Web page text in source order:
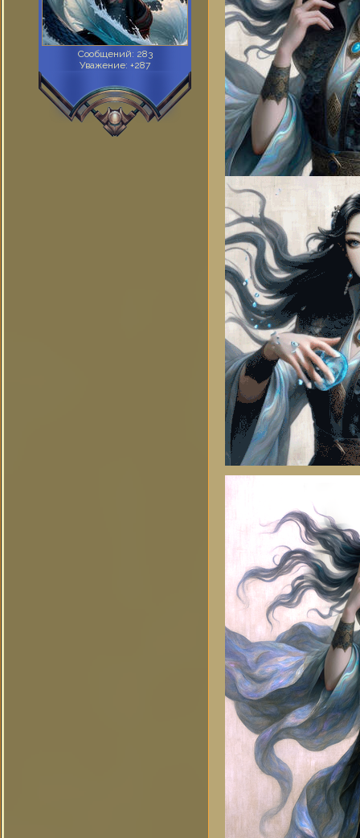
Сообщений: 283
Уважение: +287